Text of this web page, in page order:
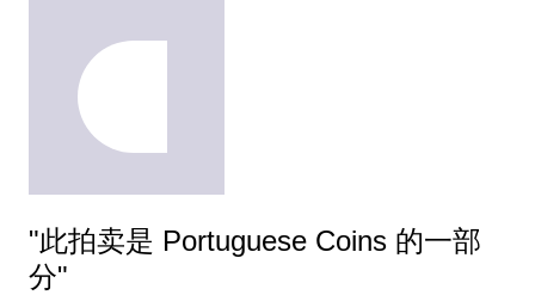
"此拍卖是 Portuguese Coins 的一部
分"